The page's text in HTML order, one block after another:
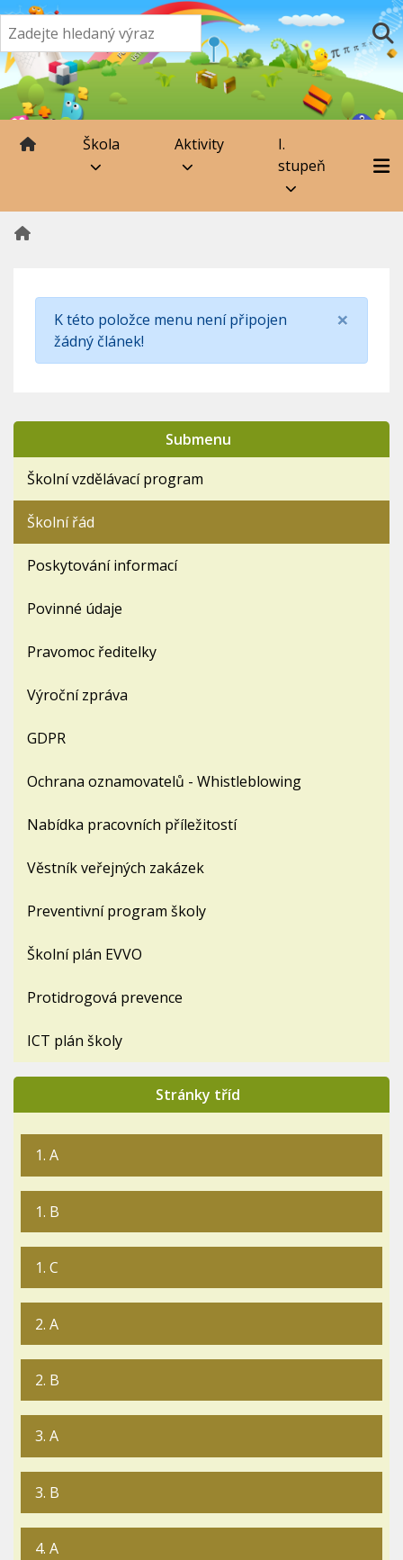
Škola Aktivity
I.
stupeň
×
K této položce menu není připojen
žádný článek!
Submenu
Školní vzdělávací program
Školní řád
Poskytování informací
Povinné údaje
Pravomoc ředitelky
Výroční zpráva
GDPR
Ochrana oznamovatelů - Whistleblowing
Nabídka pracovních příležitostí
Věstník veřejných zakázek
Preventivní program školy
Školní plán EVVO
Protidrogová prevence
ICT plán školy
Stránky tříd
1. A
1. B
1. C
2. A
2. B
3. A
3. B
4. A